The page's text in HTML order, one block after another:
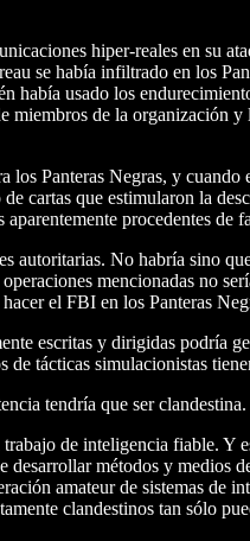
hiper-reales en su
se había infiltrado en los
había usado los
miembros de la organización
los Panteras Negras, y
cartas que estimularon la
procedentes
No habría sino
mencionadas no
el FBI en los Panteras
escritas y dirigidas podría
de tácticas simulacionistas
tendría que ser clandestina.
de inteligencia fiable. Y
desarrollar métodos y
amateur de sistemas
clandestinos tan sólo